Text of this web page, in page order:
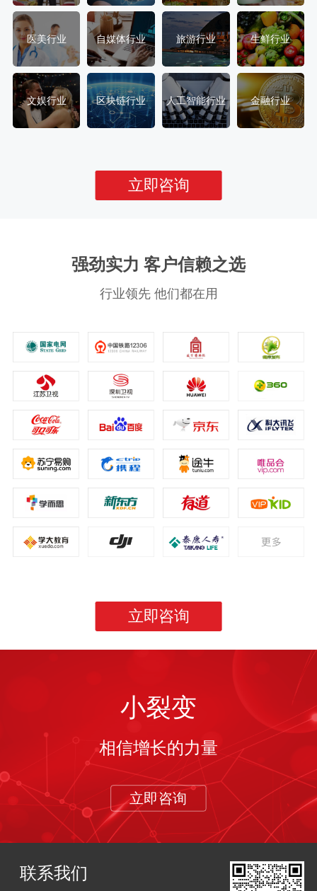
医美行业 自媒体行业 旅游行业 生鲜行业
文娱行业 区块链行业 人工智能行业 金融行业
立即咨询
强劲实力 客户信赖之选
行业领先 他们都在用
立即咨询
小裂变
相信增长的力量
立即咨询
联系我们